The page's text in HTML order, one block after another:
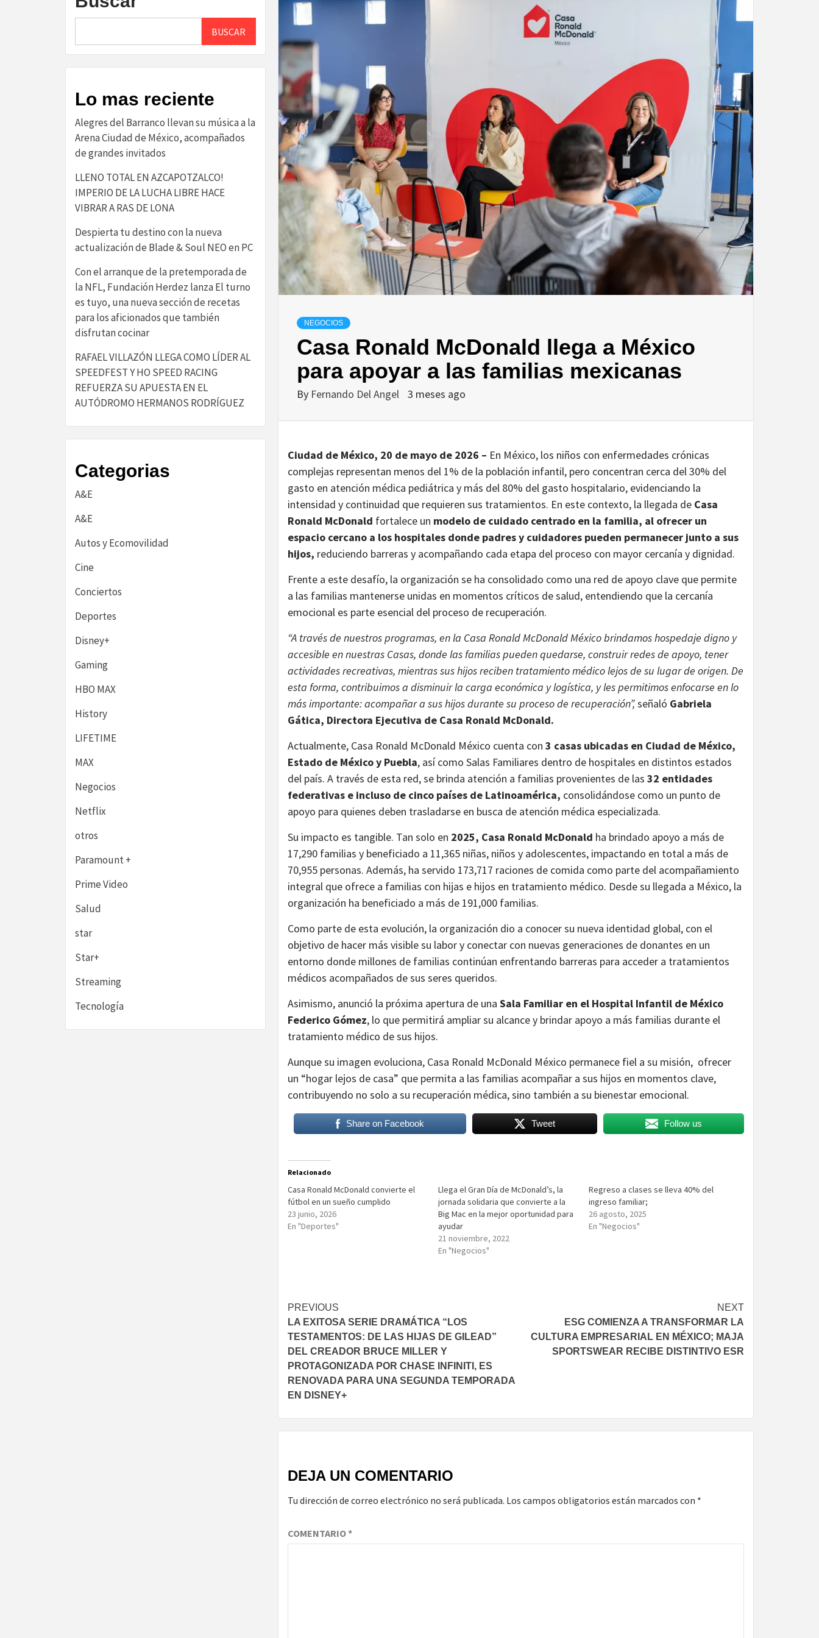
NEGOCIOS
Casa Ronald McDonald llega a México
para apoyar a las familias mexicanas
By Fernando Del Angel 3 meses ago
Ciudad de México, 20 de mayo de 2026 – En México, los niños con enfermedades crónicas
complejas representan menos del 1% de la población infantil, pero concentran cerca del 30% del
gasto en atención médica pediátrica y más del 80% del gasto hospitalario, evidenciando la
intensidad y continuidad que requieren sus tratamientos. En este contexto, la llegada de Casa
Ronald McDonald fortalece un modelo de cuidado centrado en la familia, al ofrecer un
espacio cercano a los hospitales donde padres y cuidadores pueden permanecer junto a sus
hijos, reduciendo barreras y acompañando cada etapa del proceso con mayor cercanía y dignidad.
Frente a este desafío, la organización se ha consolidado como una red de apoyo clave que permite
a las familias mantenerse unidas en momentos críticos de salud, entendiendo que la cercanía
emocional es parte esencial del proceso de recuperación.
“A través de nuestros programas, en la Casa Ronald McDonald México brindamos hospedaje digno y
accesible en nuestras Casas, donde las familias pueden quedarse, construir redes de apoyo, tener
actividades recreativas, mientras sus hijos reciben tratamiento médico lejos de su lugar de origen. De
esta forma, contribuimos a disminuir la carga económica y logística, y les permitimos enfocarse en lo
más importante: acompañar a sus hijos durante su proceso de recuperación”,señaló Gabriela
Gática, Directora Ejecutiva de Casa Ronald McDonald.
Actualmente, Casa Ronald McDonald México cuenta con 3 casas ubicadas en Ciudad de México,
Estado de México y Puebla, así como Salas Familiares dentro de hospitales en distintos estados
del país. A través de esta red, se brinda atención a familias provenientes de las 32 entidades
federativas e incluso de cinco países de Latinoamérica, consolidándose como un punto de
apoyo para quienes deben trasladarse en busca de atención médica especializada.
Su impacto es tangible. Tan solo en 2025, Casa Ronald McDonald ha brindado apoyo a más de
17,290 familias y beneficiado a 11,365 niñas, niños y adolescentes, impactando en total a más de
70,955 personas. Además, ha servido 173,717 raciones de comida como parte del acompañamiento
integral que ofrece a familias con hijas e hijos en tratamiento médico. Desde su llegada a México, la
organización ha beneficiado a más de 191,000 familias.
Como parte de esta evolución, la organización dio a conocer su nueva identidad global, con el
objetivo de hacer más visible su labor y conectar con nuevas generaciones de donantes en un
entorno donde millones de familias continúan enfrentando barreras para acceder a tratamientos
médicos acompañados de sus seres queridos.
Asimismo, anunció la próxima apertura de una Sala Familiar en el Hospital Infantil de México
Federico Gómez, lo que permitirá ampliar su alcance y brindar apoyo a más familias durante el
tratamiento médico de sus hijos.
Aunque su imagen evoluciona, Casa Ronald McDonald México permanece fiel a su misión, ofrecer
un “hogar lejos de casa” que permita a las familias acompañar a sus hijos en momentos clave,
contribuyendo no solo a su recuperación médica, sino también a su bienestar emocional.
Share on Facebook Tweet Follow us
Relacionado
Casa Ronald McDonald convierte el
fútbol en un sueño cumplido
23 junio, 2026
En "Deportes"
Llega el Gran Día de McDonald’s, la
jornada solidaria que convierte a la
Big Mac en la mejor oportunidad para
ayudar
21 noviembre, 2022
En "Negocios"
Regreso a clases se lleva 40% del
ingreso familiar;
26 agosto, 2025
En "Negocios"
Post
navigation
PREVIOUS
LA EXITOSA SERIE DRAMÁTICA “LOS
TESTAMENTOS: DE LAS HIJAS DE GILEAD”
DEL CREADOR BRUCE MILLER Y
PROTAGONIZADA POR CHASE INFINITI, ES
RENOVADA PARA UNA SEGUNDA TEMPORADA
EN DISNEY+
NEXT
ESG COMIENZA A TRANSFORMAR LA
CULTURA EMPRESARIAL EN MÉXICO; MAJA
SPORTSWEAR RECIBE DISTINTIVO ESR
DEJA UN COMENTARIO
Tu dirección de correo electrónico no será publicada. Los campos obligatorios están marcados con *
COMENTARIO*
BUSCAR
Lo mas reciente
Alegres del Barranco llevan su música a la
Arena Ciudad de México, acompañados
de grandes invitados
LLENO TOTAL EN AZCAPOTZALCO!
IMPERIO DE LA LUCHA LIBRE HACE
VIBRAR A RAS DE LONA
Despierta tu destino con la nueva
actualización de Blade & Soul NEO en PC
Con el arranque de la pretemporada de
la NFL, Fundación Herdez lanza El turno
es tuyo, una nueva sección de recetas
para los aficionados que también
disfrutan cocinar
RAFAEL VILLAZÓN LLEGA COMO LÍDER AL
SPEEDFEST Y HO SPEED RACING
REFUERZA SU APUESTA EN EL
AUTÓDROMO HERMANOS RODRÍGUEZ
Categorias
A&E
A&E
Autos y Ecomovilidad
Cine
Conciertos
Deportes
Disney+
Gaming
HBO MAX
History
LIFETIME
MAX
Negocios
Netflix
otros
Paramount +
Prime Video
Salud
star
Star+
Streaming
Tecnología